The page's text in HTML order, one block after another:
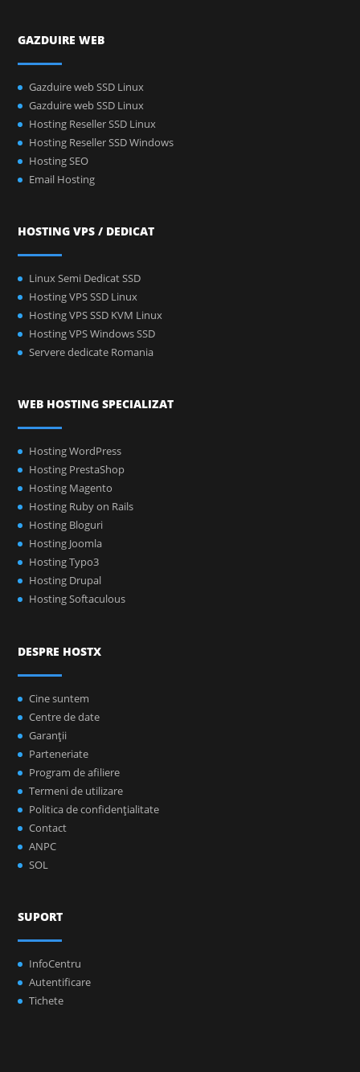
GAZDUIRE WEB
Gazduire web SSD Linux
Gazduire web SSD Linux
Hosting Reseller SSD Linux
Hosting Reseller SSD Windows
Hosting SEO
Email Hosting
HOSTING VPS / DEDICAT
Linux Semi Dedicat SSD
Hosting VPS SSD Linux
Hosting VPS SSD KVM Linux
Hosting VPS Windows SSD
Servere dedicate Romania
WEB HOSTING SPECIALIZAT
Hosting WordPress
Hosting PrestaShop
Hosting Magento
Hosting Ruby on Rails
Hosting Bloguri
Hosting Joomla
Hosting Typo3
Hosting Drupal
Hosting Softaculous
DESPRE HOSTX
Cine suntem
Centre de date
Garanţii
Parteneriate
Program de afiliere
Termeni de utilizare
Politica de confidenţialitate
Contact
ANPC
SOL
SUPORT
InfoCentru
Autentificare
Tichete